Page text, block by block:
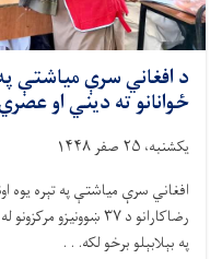
د افغاني سرې میاشتې
ځوانانو ته ديني او
یکشنبه، ۲۵ صفر ۱۴۴۸
افغاني سرې میاشتې په تېره يوه
په بېلابېلو برخو لکه. . .